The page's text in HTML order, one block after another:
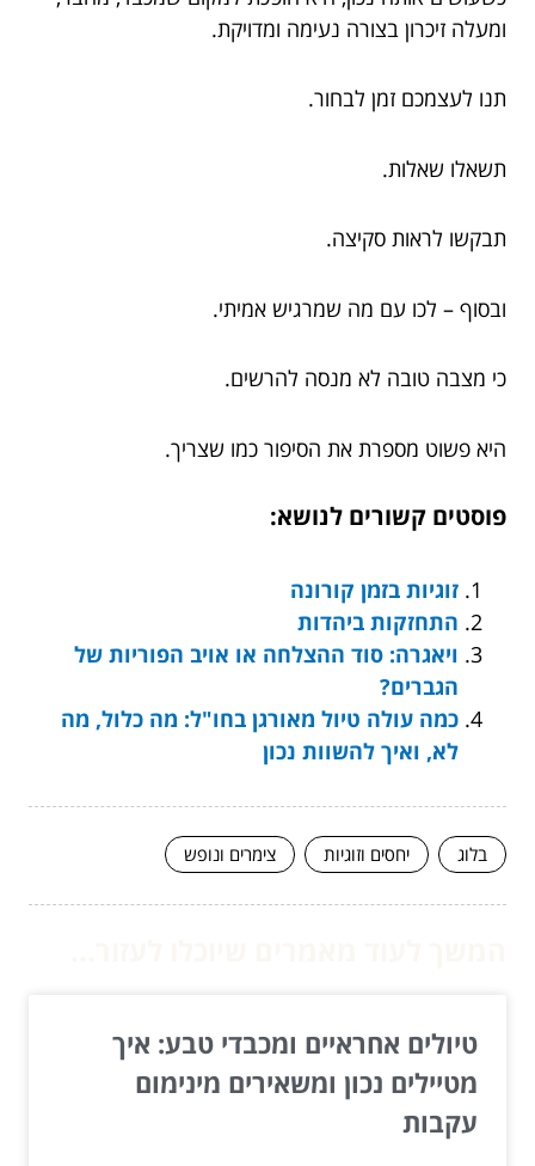
ומעלה זיכרון בצורה נעימה ומדויקת.
תנו לעצמכם זמן לבחור.
תשאלו שאלות.
תבקשו לראות סקיצה.
ובסוף – לכו עם מה שמרגיש אמיתי.
כי מצבה טובה לא מנסה להרשים.
היא פשוט מספרת את הסיפור כמו שצריך.
פוסטים קשורים לנושא:
זוגיות בזמן קורונה
התחזקות ביהדות
ויאגרה: סוד ההצלחה או אויב הפוריות של
הגברים?
כמה עולה טיול מאורגן בחו"ל: מה כלול, מה
לא, ואיך להשוות נכון
בלוג יחסים וזוגיות צימרים ונופש
טיולים אחראיים ומכבדי טבע: איך
מטיילים נכון ומשאירים מינימום
עקבות